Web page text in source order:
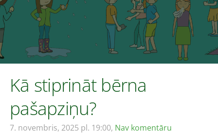
Kā stiprināt bērna
pašapziņu?
7. novembris, 2025 pl. 19:00, Nav komentāru